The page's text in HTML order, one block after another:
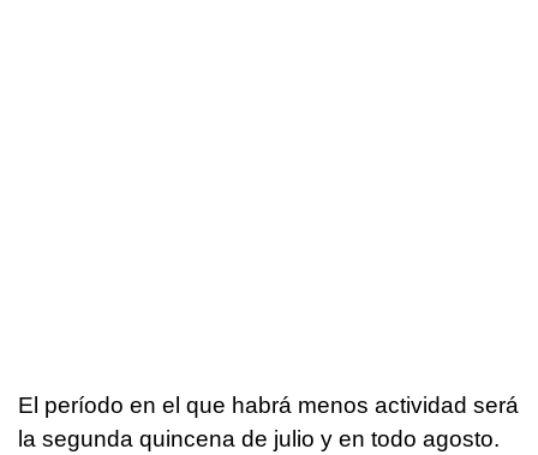
El período en el que habrá menos actividad será
la segunda quincena de julio y en todo agosto.